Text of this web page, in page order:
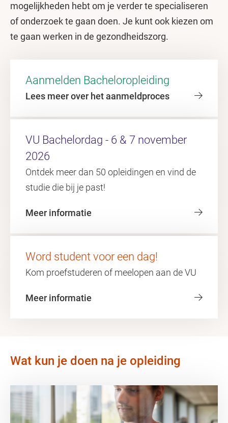
mogelijkheden hebt om je verder te specialiseren
of onderzoek te gaan doen. Je kunt ook kiezen om
te gaan werken in de gezondheidszorg.
Aanmelden Bacheloropleiding
Lees meer over het aanmeldproces
VU Bachelordag - 6 & 7 november
2026
Ontdek meer dan 50 opleidingen en vind de
studie die bij je past!
Meer informatie
Word student voor een dag!
Kom proefstuderen of meelopen aan de VU
Meer informatie
Wat kun je doen na je opleiding